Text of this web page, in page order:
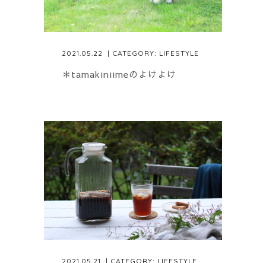
2021.05.22 | CATEGORY: LIFESTYLE
＊tamakiniimeのよけよけ
2021.05.21 | CATEGORY: LIFESTYLE